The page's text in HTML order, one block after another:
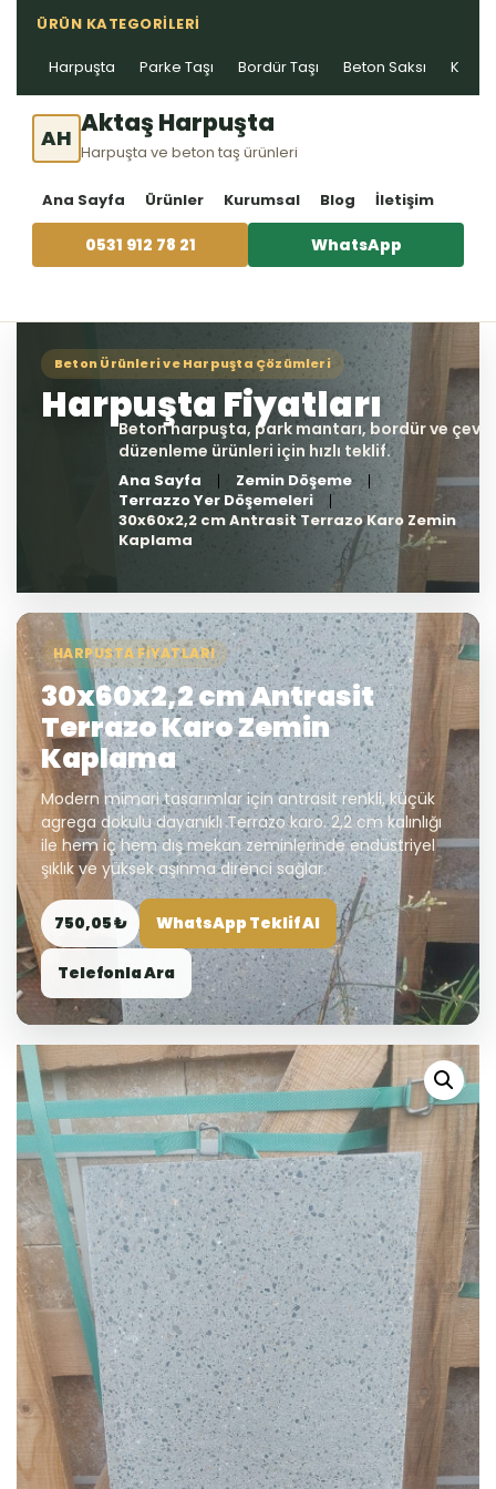
ÜRÜN KATEGORILERI
Harpuşta Parke Taşı Bordür Taşı Beton Saksı Kablo
AH Aktaş Harpuşta
Harpuşta ve beton taş ürünleri
Ana Sayfa Ürünler Kurumsal Blog İletişim
0531 912 78 21 WhatsApp
Ana Sayfa
Zemin Döşeme
Terrazzo Yer Döşemeleri
30x60x2,2 cm Antrasit Terrazo Karo Zemin
Kaplama
HARPUSTA FIYATLARI
30x60x2,2 cm Antrasit
Terrazo Karo Zemin
Kaplama
Modern mimari tasarımlar için antrasit renkli, küçük
agrega dokulu dayanıklı Terrazo karo. 2,2 cm kalınlığı
ile hem iç hem dış mekan zeminlerinde endüstriyel
şıklık ve yüksek aşınma direnci sağlar.
750,05 ₺ WhatsApp Teklif Al
Telefonla Ara